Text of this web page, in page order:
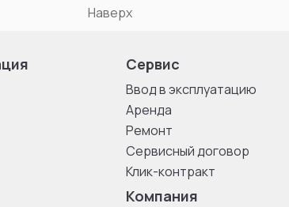
Наверх
Сервис
Ввод в эксплуатацию
Аренда
Ремонт
Сервисный договор
Клик-контракт
Компания